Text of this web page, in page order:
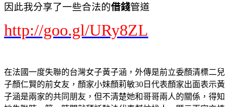
因此我分享了一些合法的借錢管道
http://goo.gl/URy8ZL
在法國一度失聯的台灣女子黃子涵，外傳是前立委顏清標二兒
子顏仁賢的前女友，顏家小妹顏莉敏30日代表顏家出面表示黃
子涵是兩家的共同朋友，但不清楚她和哥哥兩人的關係，得知